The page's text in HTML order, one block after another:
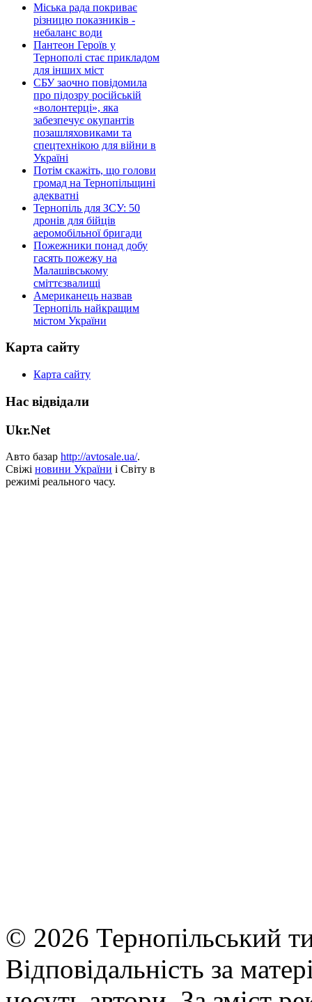
Міська рада покриває
різницю показників -
небаланс води
Пантеон Героїв у
Тернополі стає прикладом
для інших міст
СБУ заочно повідомила
про підозру російській
«волонтерці», яка
забезпечує окупантів
позашляховиками та
спецтехнікою для війни в
Україні
Потім скажіть, що голови
громад на Тернопільщині
адекватні
Тернопіль для ЗСУ: 50
дронів для бійців
аеромобільної бригади
Пожежники понад добу
гасять пожежу на
Малашівському
сміттєзвалищі
Американець назвав
Тернопіль найкращим
містом України
Карта сайту
Карта сайту
Нас відвідали
Ukr.Net
Авто базар http://avtosale.ua/.
Свіжі новини України і Світу в
режимі реального часу.
© 2026 Тернопільський
Відповідальність за